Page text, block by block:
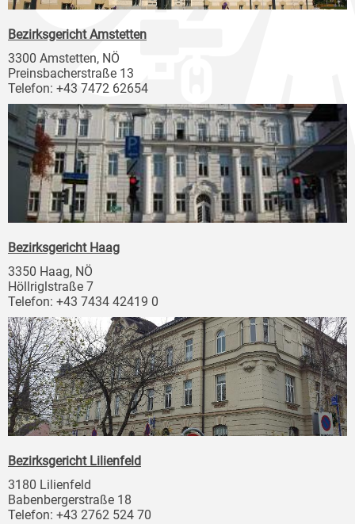
Bezirksgericht Amstetten
3300 Amstetten, NÖ
Preinsbacherstraße 13
Telefon: +43 7472 62654
Bezirksgericht Haag
3350 Haag, NÖ
Höllriglstraße 7
Telefon: +43 7434 42419 0
Bezirksgericht Lilienfeld
3180 Lilienfeld
Babenbergerstraße 18
Telefon: +43 2762 524 70